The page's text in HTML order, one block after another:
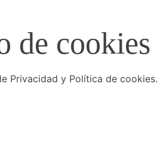
de cookies
Privacidad y Política de cookies.